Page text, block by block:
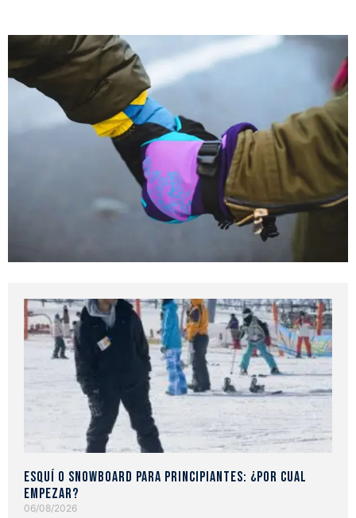
Esquí o snowboard para principiantes: ¿Por cual
empezar?
06/08/2026